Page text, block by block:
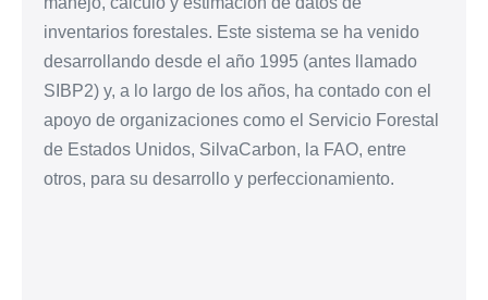
inventarios forestales. Este sistema se ha venido
desarrollando desde el año 1995 (antes llamado
SIBP2) y, a lo largo de los años, ha contado con el
apoyo de organizaciones como el Servicio Forestal
de Estados Unidos, SilvaCarbon, la FAO, entre
otros, para su desarrollo y perfeccionamiento.